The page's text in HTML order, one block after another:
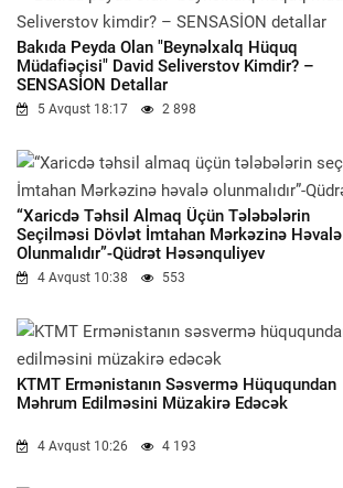
Bakıda Peyda Olan "beynəlxalq Hüquq
Müdafiəçisi" David Seliverstov Kimdir? –
SENSASİON Detallar
5 Avqust 18:17 2 898
“Xaricdə Təhsil Almaq Üçün Tələbələrin
Seçilməsi Dövlət İmtahan Mərkəzinə Həvalə
Olunmalıdır”-Qüdrət Həsənquliyev
4 Avqust 10:38 553
KTMT Ermənistanın Səsvermə Hüququndan
Məhrum Edilməsini Müzakirə Edəcək
4 Avqust 10:26 4 193